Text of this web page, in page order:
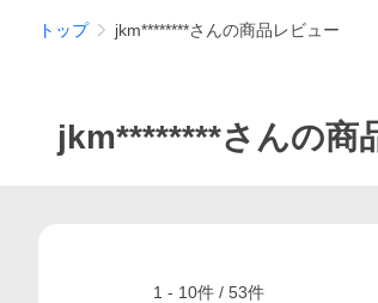
トップ jkm********さんの商品レビュー
jkm********さんの商
1 - 10件 / 53件